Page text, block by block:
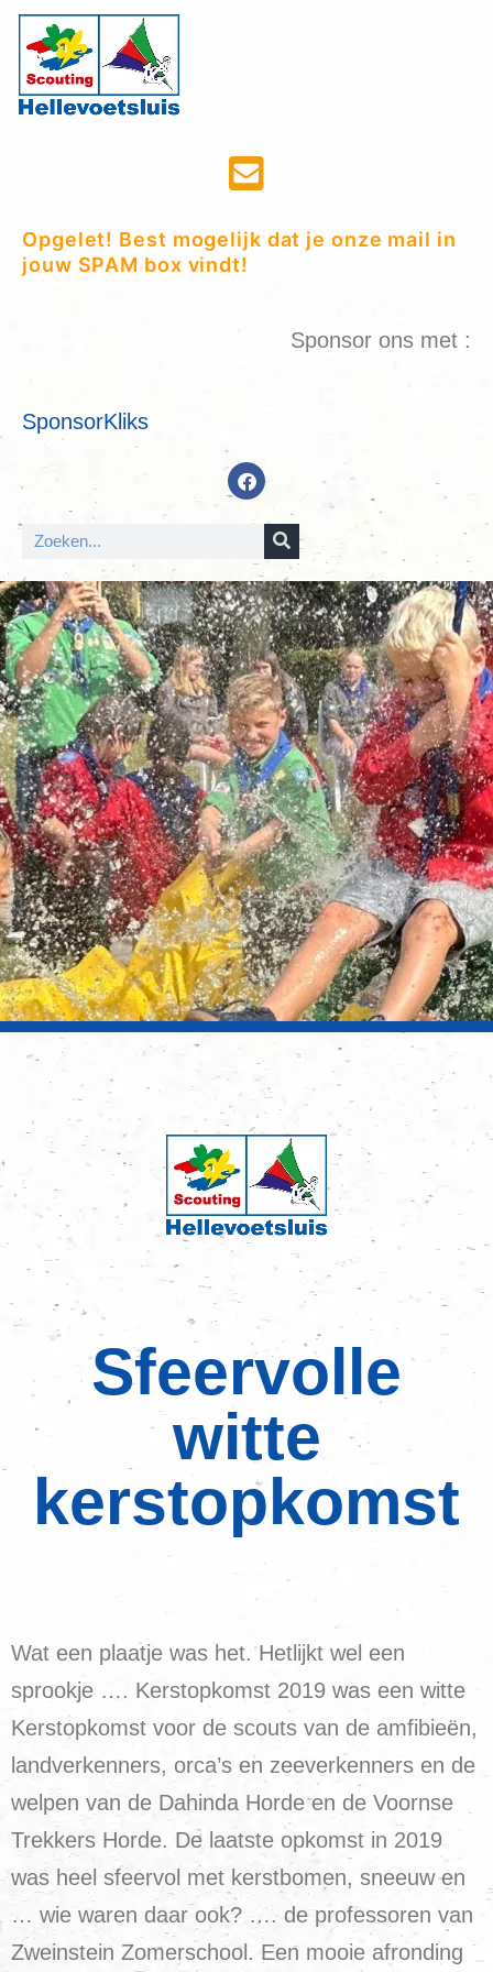
Opgelet! Best mogelijk dat je onze mail in
jouw SPAM box vindt!
Sponsor ons met :
SponsorKliks
Sfeervolle
witte
kerstopkomst
Wat een plaatje was het. Hetlijkt wel een
sprookje …. Kerstopkomst 2019 was een witte
Kerstopkomst voor de scouts van de amfibieën,
landverkenners, orca’s en zeeverkenners en de
welpen van de Dahinda Horde en de Voornse
Trekkers Horde. De laatste opkomst in 2019
was heel sfeervol met kerstbomen, sneeuw en
… wie waren daar ook? …. de professoren van
Zweinstein Zomerschool. Een mooie afronding